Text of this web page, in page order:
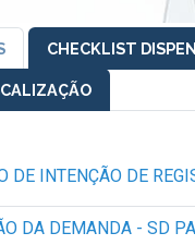
CHECKLIST
DE INTENÇÃO DE
DA DEMANDA - SD